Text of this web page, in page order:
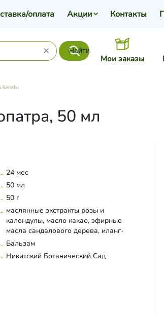
Найти
Мои заказы
оплата Акции Контакты
50 мл
24 мес
50 мл
50 г
маслянные экстракты розы и
календулы, масло какао, эфирные
масла сандалового дерева, иланг-
иланга, пачули и шалфея мускатного.
Развернуть состав
Бальзам
Никитский Ботанический Сад